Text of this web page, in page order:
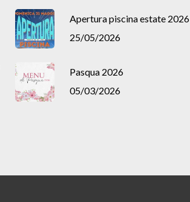
Apertura piscina estate 2026
25/05/2026
Pasqua 2026
05/03/2026